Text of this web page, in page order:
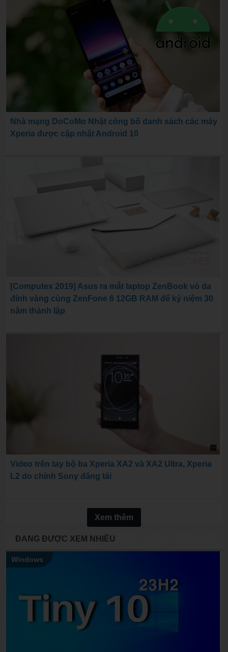
Nhà mạng DoCoMo Nhật công bố danh sách các máy
Xperia được cập nhật Android 10
[Computex 2019] Asus ra mắt laptop ZenBook vỏ da
đính vàng cùng ZenFone 6 12GB RAM để kỷ niệm 30
năm thành lập
Video trên tay bộ ba Xperia XA2 và XA2 Ultra, Xperia
L2 do chính Sony đăng tải
Xem thêm
ĐANG ĐƯỢC XEM NHIỀU
Windows